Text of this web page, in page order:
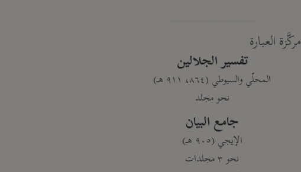
مركَّزة العبارة
تفسير الجلالين
المحلّي والسيوطي (٨٦٤، ٩١١ هـ)
نحو مجلد
جامع البيان
الإيجي (٩٠٥ هـ)
نحو ٣ مجلدات